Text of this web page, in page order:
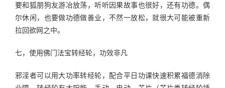
要和狐朋狗友游冶放荡，听听因果故事也很好，还有功德。偶
尔休闲，也要做功德做善业，不然一放松，就很大可能被重新
拉回欲网之中。
七，使用佛门法宝转经轮，功效非凡
邪淫者可以用大功率转经轮，配合平日功课快速积累福德消除